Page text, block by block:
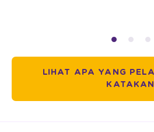
LIHAT APA YANG
KATAKAN